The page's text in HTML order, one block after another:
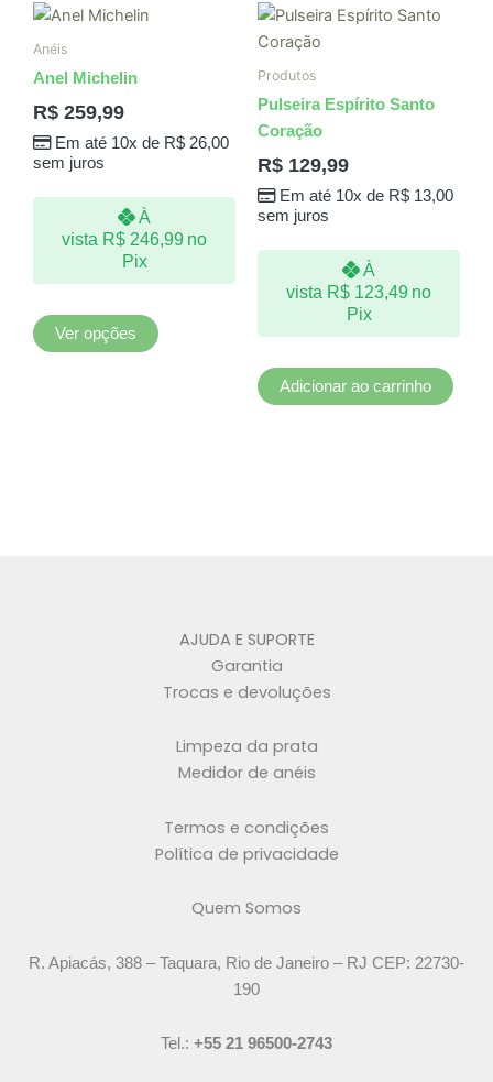
Anéis
Anel Michelin
R$ 259,99
Em até 10x de R$26,00
sem juros
À
vista R$246,99 no
Pix
Ver opções
As
podem
escolhidas
do
Produtos
Pulseira Espírito Santo
Coração
R$ 129,99
Em até 10x de R$13,00
sem juros
À
vista R$123,49 no
Pix
Adicionar ao carrinho
AJUDA E SUPORTE
Garantia
Trocas e devoluções
Limpeza da prata
Medidor de anéis
Termos e condições
Política de privacidade
Quem Somos
R. Apiacás, 388 – Taquara, Rio de Janeiro – RJ CEP: 22730-
190
Tel.: +55 21 96500-2743